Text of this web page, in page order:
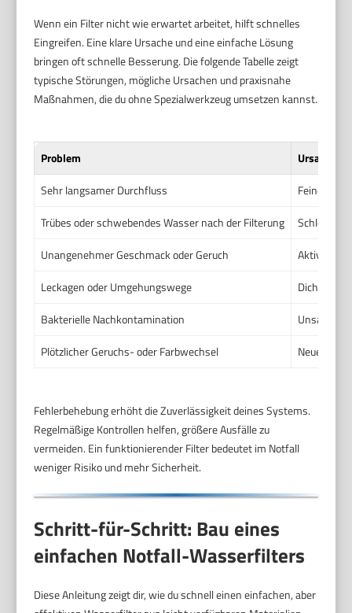
Wenn ein Filter nicht wie erwartet arbeitet, hilft schnelles
Eingreifen. Eine klare Ursache und eine einfache Lösung
bringen oft schnelle Besserung. Die folgende Tabelle zeigt
typische Störungen, mögliche Ursachen und praxisnahe
Maßnahmen, die du ohne Spezialwerkzeug umsetzen kannst.
Problem
Ursache
Sehr langsamer Durchfluss
Feine
Trübes oder schwebendes Wasser nach der Filterung
Schlechte
Unangenehmer Geschmack oder Geruch
Aktivkohle
Leckagen oder Umgehungswege
Bakterielle Nachkontamination
Plötzlicher Geruchs- oder Farbwechsel
Neue
Fehlerbehebung erhöht die Zuverlässigkeit deines Systems.
Regelmäßige Kontrollen helfen, größere Ausfälle zu
vermeiden. Ein funktionierender Filter bedeutet im Notfall
weniger Risiko und mehr Sicherheit.
Schritt-für-Schritt: Bau eines
einfachen Notfall-Wasserfilters
Diese Anleitung zeigt dir, wie du schnell einen einfachen, aber